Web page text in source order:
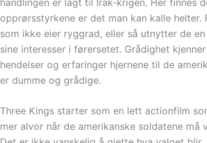
opprørsstyrkene er det man kan kalle helter.
som ikke eier ryggrad, eller så utnytter de
sine interesser i førersetet. Grådighet
hendelser og erfaringer hjernene til de
er dumme og grådige.
Three Kings starter som en lett actionfilm
mer alvor når de amerikanske soldatene